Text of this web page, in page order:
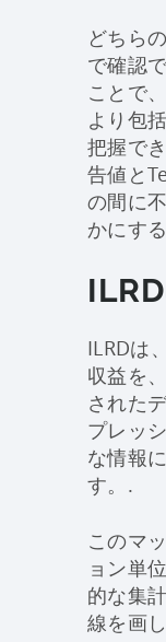
どちら
で確認
ことで
より包
把握で
告値と
の間に
かにす
ILRDは
収益を
された
プレッ
な情報
す。.
このマ
ョン単
的な集
線を画